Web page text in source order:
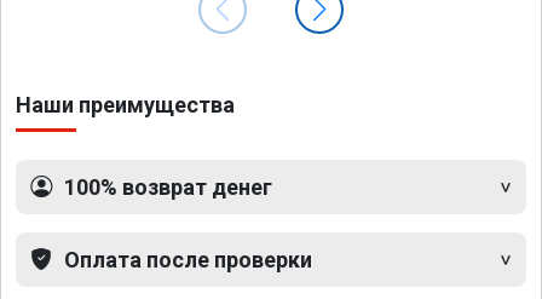
Наши преимущества
100% возврат денег
Оплата после проверки